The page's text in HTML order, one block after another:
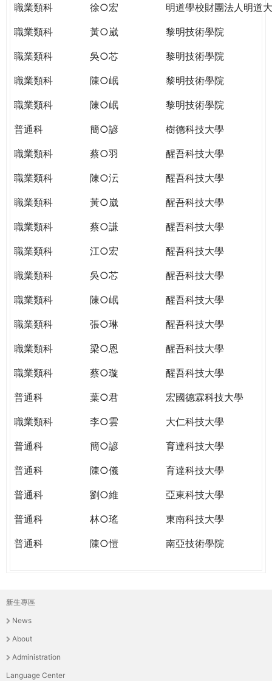
職業類科
徐○宏
明道學校財團法人明道
職業類科
黃○崴
黎明技術學院
職業類科
吳○芯
黎明技術學院
職業類科
陳○岷
黎明技術學院
職業類科
陳○岷
黎明技術學院
普通科
簡○諺
樹德科技大學
職業類科
蔡○羽
醒吾科技大學
職業類科
陳○沄
醒吾科技大學
職業類科
黃○崴
醒吾科技大學
職業類科
蔡○謙
醒吾科技大學
職業類科
江○宏
醒吾科技大學
職業類科
吳○芯
醒吾科技大學
職業類科
陳○岷
醒吾科技大學
職業類科
張○琳
醒吾科技大學
職業類科
梁○恩
醒吾科技大學
職業類科
蔡○璇
醒吾科技大學
普通科
葉○君
宏國德霖科技大學
職業類科
李○雲
大仁科技大學
普通科
簡○諺
育達科技大學
普通科
陳○儀
育達科技大學
普通科
劉○維
亞東科技大學
普通科
林○瑤
東南科技大學
普通科
陳○愷 南亞技術學院
主
選
單
新生專區
News
About
Administration
Language Center